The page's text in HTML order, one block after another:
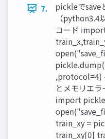
7.
pickleでsave
（python3.4
コード
,protocol=4)
とメモリエ
import
train_xy =
train_xy[0]